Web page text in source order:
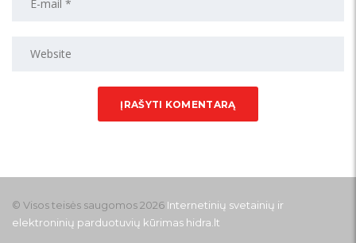
© Visos teisės saugomos 2026 Internetinių svetainių ir
elektroninių parduotuvių kūrimas hidra.lt